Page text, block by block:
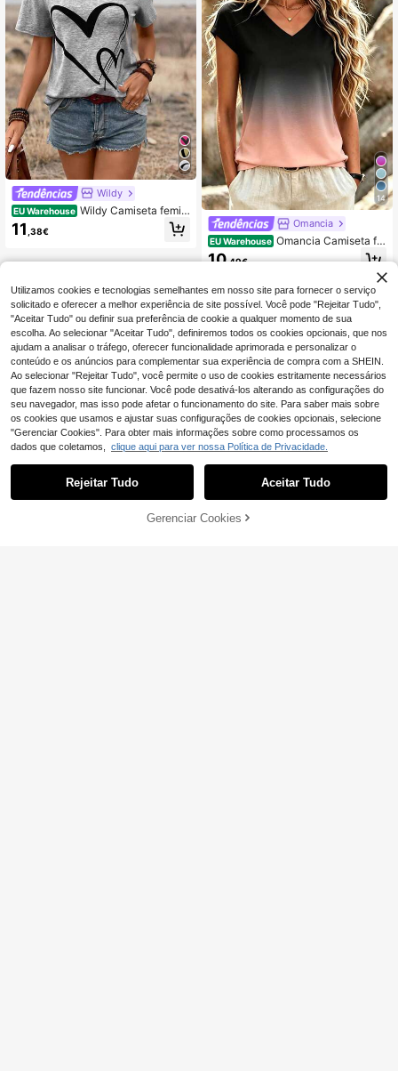
Wildy
EU Warehouse Wildy Camiseta femini
na de verão com ombros abertos e
estampa de corações para festivais
11 ,38€
14
Omancia
EU Warehouse Omancia Camiseta fe
minina de manga curta com decote
em V e efeito degradê, ideal para us
10,49€
ADICIONAR AO CARRINHO
Utilizamos cookies e tecnologias semelhantes em nosso site para fornecer o serviço
solicitado e oferecer a melhor experiência de site possível. Você pode "Rejeitar Tudo",
"Aceitar Tudo" ou definir sua preferência de cookie a qualquer momento de sua
escolha. Ao selecionar "Aceitar Tudo", definiremos todos os cookies opcionais, que nos
ajudam a analisar o tráfego, oferecer funcionalidade aprimorada e personalizar o
conteúdo e os anúncios para complementar sua experiência de compra com a SHEIN.
Ao selecionar "Rejeitar Tudo", você permite o uso de cookies estritamente necessários
que fazem nosso site funcionar. Você pode desativá-los alterando as configurações do
seu navegador, mas isso pode afetar o funcionamento do site. Para saber mais sobre
os cookies que usamos e ajustar suas configurações de cookies opcionais, selecione
"Gerenciar Cookies". Para obter mais informações sobre como processamos os
dados que coletamos, clique aqui para ver nossa Política de Privacidade.
Rejeitar Tudo Aceitar Tudo
Gerenciar Cookies